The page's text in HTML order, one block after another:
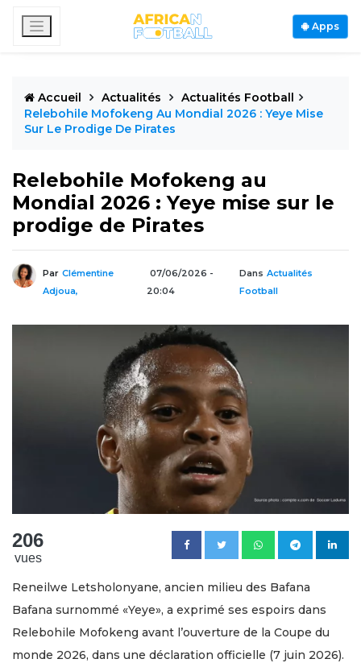
Apps
Accueil Actualités
Actualités Football
Relebohile Mofokeng Au Mondial 2026 : Yeye Mise
Sur Le Prodige De Pirates
Relebohile Mofokeng au
Mondial 2026 : Yeye mise sur le
prodige de Pirates
Par Clémentine
Adjoua,
07/06/2026 -
20:04
Dans Actualités
Football
206
vues
Reneilwe Letsholonyane, ancien milieu des Bafana
Bafana surnommé «Yeye», a exprimé ses espoirs dans
Relebohile Mofokeng avant l’ouverture de la Coupe du
monde 2026, dans une déclaration officielle (7 juin 2026).